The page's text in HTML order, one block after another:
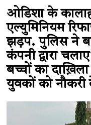
ओडिशा के
एल्युमिनियम
झड़प. पुलिस ने
कंपनी द्वारा
बच्चों का
युवकों को